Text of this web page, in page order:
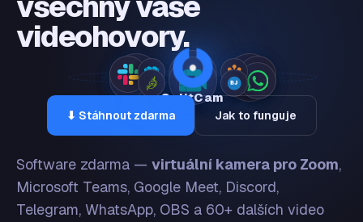
videohovory.
Software zdarma — virtuální kamera pro Zoom,
Microsoft Teams, Google Meet, Discord,
Telegram, WhatsApp, OBS a 60+ dalších video
⬇ Stáhnout zdarma Jak to funguje
SplitCam